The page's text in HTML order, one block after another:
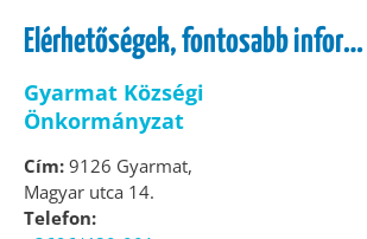
Elérhetőségek, fontosabb információk
Gyarmat Községi
Önkormányzat
Cím: 9126 Gyarmat,
Magyar utca 14.
Telefon: